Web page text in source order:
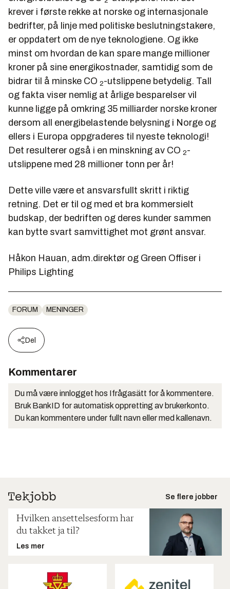
krever i første rekke at norske og internasjonale
bedrifter, på linje med politiske beslutningstakere,
er oppdatert om de nye teknologiene. Og ikke
minst om hvordan de kan spare mange millioner
kroner på sine energikostnader, samtidig som de
bidrar til å minske CO 2-utslippene betydelig. Tall
og fakta viser nemlig at årlige besparelser vil
kunne ligge på omkring 35 milliarder norske kroner
dersom all energibelastende belysning i Norge og
ellers i Europa oppgraderes til nyeste teknologi!
Det resulterer også i en minskning av CO 2-
utslippene med 28 millioner tonn per år!
Dette ville være et ansvarsfullt skritt i riktig
retning. Det er til og med et bra kommersielt
budskap, der bedriften og deres kunder sammen
kan bytte svart samvittighet mot grønt ansvar.
Håkon Hauan, adm.direktør og Green Offiser i
Philips Lighting
FORUM MENINGER
Del
Kommentarer
Du må være innlogget hos Ifrågasätt for å kommentere.
Bruk BankID for automatisk oppretting av brukerkonto.
Du kan kommentere under fullt navn eller med kallenavn.
Se flere jobber
Hvilken ansettelsesform har
du takket ja til?
Les mer